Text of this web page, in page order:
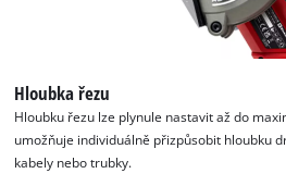
Hloubka řezu
Hloubku řezu lze plynule nastavit až do
umožňuje individuálně přizpůsobit hloubku
kabely nebo trubky.